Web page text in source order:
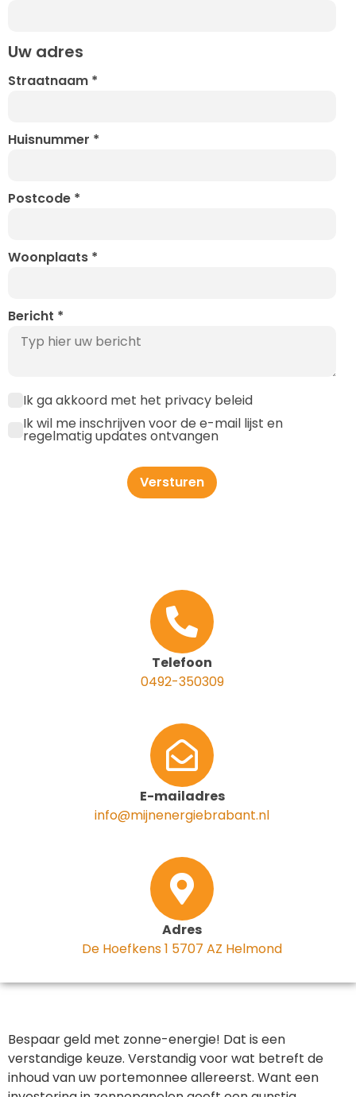
Uw adres
Straatnaam *
Huisnummer *
Postcode *
Woonplaats *
Bericht *
Ik ga akkoord met het privacy beleid
Ik wil me inschrijven voor de e-mail lijst en
regelmatig updates ontvangen
Versturen
Telefoon
0492-350309
E-mailadres
info@mijnenergiebrabant.nl
Adres
De Hoefkens 1 5707 AZ Helmond
Bespaar geld met zonne-energie! Dat is een
verstandige keuze. Verstandig voor wat betreft de
inhoud van uw portemonnee allereerst. Want een